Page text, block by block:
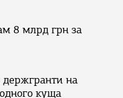
8 млрд грн за
на
куща